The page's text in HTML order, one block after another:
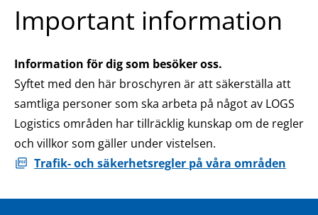
Important information
Information för dig som besöker oss.
Syftet med den här broschyren är att säkerställa att
samtliga personer som ska arbeta på något av LOGS
Logistics områden har tillräcklig kunskap om de regler
och villkor som gäller under vistelsen.
Trafik- och säkerhetsregler på våra områden